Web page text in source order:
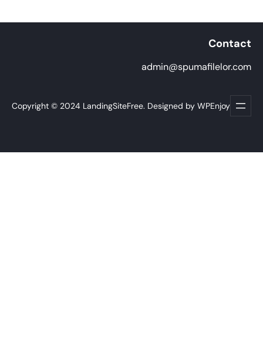
Contact
admin@spumafilelor.com
Copyright © 2024 LandingSiteFree. Designed by WPEnjoy